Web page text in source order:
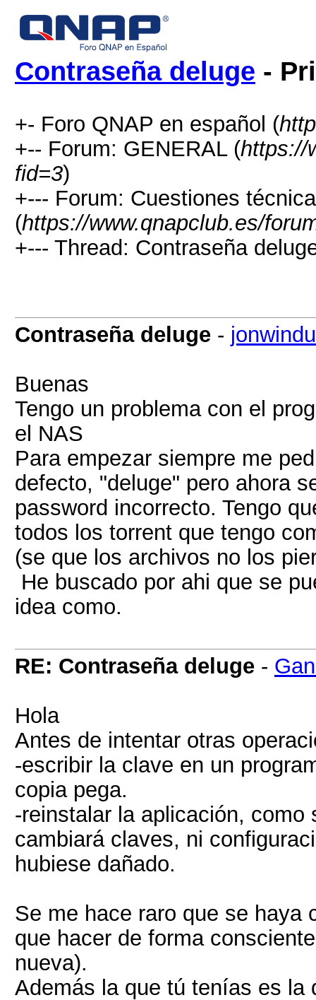
Contraseña deluge -
+- Foro QNAP en español (
+-- Forum: GENERAL (https://
fid=3)
+--- Forum: Cuestiones
(https://www.qnapclub.es/
+--- Thread: Contraseña
Contraseña deluge - jonwindu
Buenas
Tengo un problema con el
el NAS
Para empezar siempre me
defecto, "deluge" pero ahora
password incorrecto. Tengo
todos los torrent que tengo
(se que los archivos no los
He buscado por ahi que se
idea como.
RE: Contraseña deluge -
Hola
Antes de intentar otras
-escribir la clave en un
copia pega.
-reinstalar la aplicación,
cambiará claves, ni
hubiese dañado.
Se me hace raro que se haya
que hacer de forma
nueva).
Además la que tú tenías es la